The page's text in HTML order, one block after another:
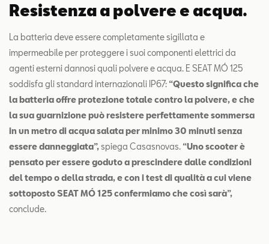
Resistenza a polvere e acqua.
La batteria deve essere completamente sigillata e
impermeabile per proteggere i suoi componenti elettrici da
agenti esterni dannosi quali polvere e acqua. E SEAT MÓ 125
soddisfa gli standard internazionali IP67: “Questo significa che
la batteria offre protezione totale contro la polvere, e che
la sua guarnizione può resistere perfettamente sommersa
in un metro di acqua salata per minimo 30 minuti senza
essere danneggiata”,spiega Casasnovas. “Uno scooter è
pensato per essere goduto a prescindere dalle condizioni
del tempo o della strada, e con i test di qualità a cui viene
sottoposto SEAT MÓ 125 confermiamo che così sarà”,
conclude.